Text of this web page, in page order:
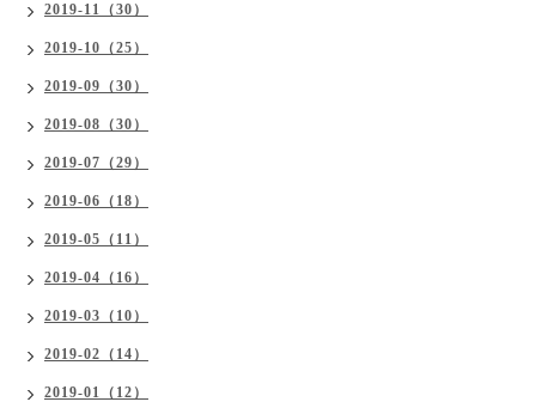
2019-11（30）
2019-10（25）
2019-09（30）
2019-08（30）
2019-07（29）
2019-06（18）
2019-05（11）
2019-04（16）
2019-03（10）
2019-02（14）
2019-01（12）